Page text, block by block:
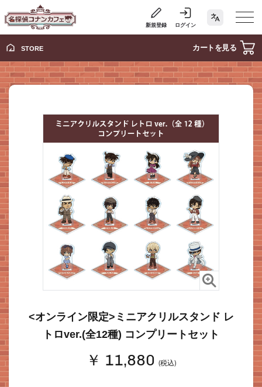
新規登録 ログイン
STORE カートを見る
<オンライン限定>ミニアクリルスタンド レ
トロver.(全12種) コンプリートセット
￥ 11,880 (税込)